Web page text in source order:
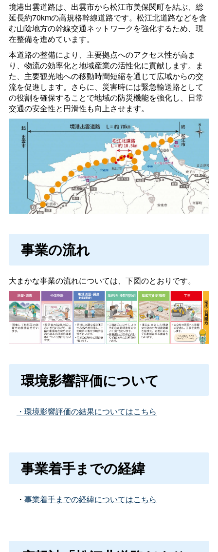
境港出雲道路は、出雲市から松江市美保関町を結ぶ、総
延長約70kmの高規格幹線道路です。松江北道路などを含
む山陰地方の幹線交通ネットワークを強化するため、現
在整備を進めています。
本道路の整備により、主要拠点へのアクセス性が高ま
り、物流の効率化と地域産業の活性化に貢献します。ま
た、主要観光地への移動時間短縮を通じて広域からの交
流を促進します。さらに、災害時には緊急輸送路として
の役割を確保することで地域の防災機能を強化し、日常
交通の安全性と円滑性も向上させます。
事業の流れ
大まかな事業の流れについては、下図のとおりです。
環境影響評価について
・環境影響評価の結果についてはこちら
事業着手までの経緯
・ 事業着手までの経緯についてはこちら